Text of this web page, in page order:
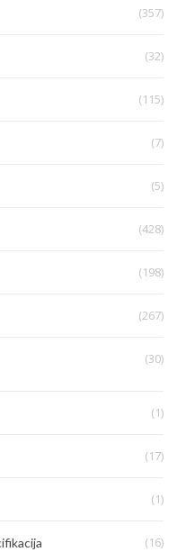
(357)
(32)
(115)
(7)
(5)
(428)
(198)
(267)
(30)
(1)
(17)
(1)
(16)